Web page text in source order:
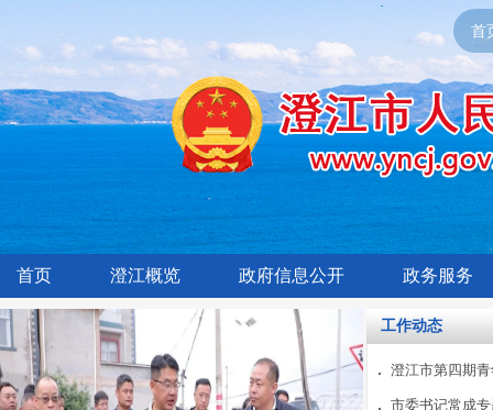
首
首页 澄江概览 政府信息公开 政务服务
工作动态
澄江市第四期
市委书记常成